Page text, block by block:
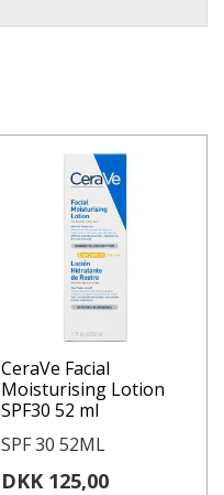
CeraVe Facial
Moisturising Lotion
SPF30 52 ml
SPF 30 52ML
DKK 125,00